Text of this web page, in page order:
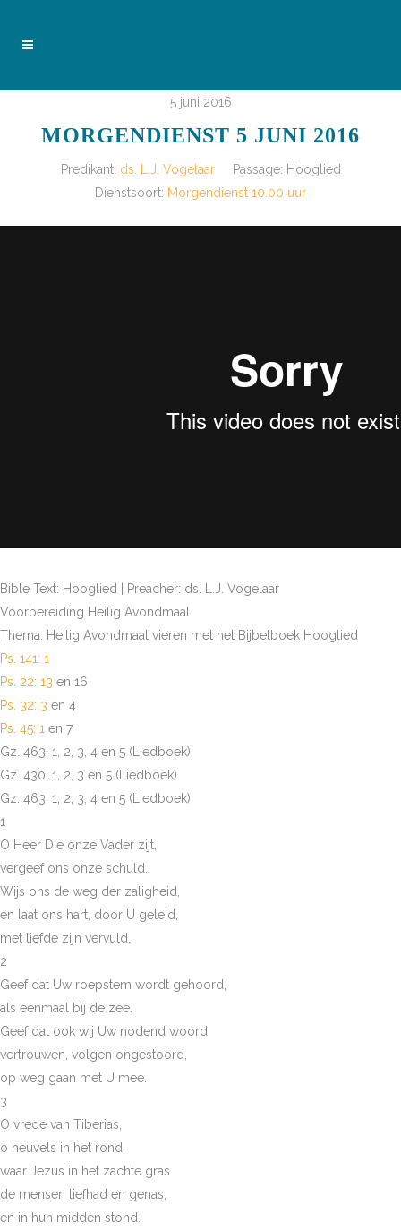
5 juni 2016
MORGENDIENST 5 JUNI 2016
Predikant: ds. L.J. Vogelaar Passage: Hooglied
Dienstsoort: Morgendienst 10.00 uur
Bible Text: Hooglied | Preacher: ds. L.J. Vogelaar
Voorbereiding Heilig Avondmaal
Thema: Heilig Avondmaal vieren met het Bijbelboek Hooglied
Ps. 141: 1
Ps. 22: 13 en 16
Ps. 32: 3 en 4
Ps. 45: 1 en 7
Gz. 463: 1, 2, 3, 4 en 5 (Liedboek)
Gz. 430: 1, 2, 3 en 5 (Liedboek)
Gz. 463: 1, 2, 3, 4 en 5 (Liedboek)
1
O Heer Die onze Vader zijt,
vergeef ons onze schuld.
Wijs ons de weg der zaligheid,
en laat ons hart, door U geleid,
met liefde zijn vervuld.
2
Geef dat Uw roepstem wordt gehoord,
als eenmaal bij de zee.
Geef dat ook wij Uw nodend woord
vertrouwen, volgen ongestoord,
op weg gaan met U mee.
3
O vrede van Tiberias,
o heuvels in het rond,
waar Jezus in het zachte gras
de mensen liefhad en genas,
en in hun midden stond.